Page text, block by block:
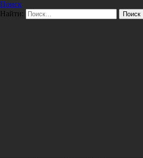
Перейти к содержимому
Pro/Hi-Tech
Поиск
Найти: ТЕХНОЛОГИИ